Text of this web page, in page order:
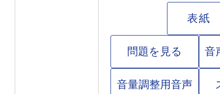
表紙
問題を見る 音
音量調整用音声